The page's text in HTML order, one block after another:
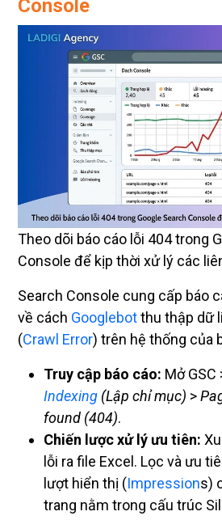
Theo dõi báo cáo lỗi 404 trong
Console để kịp thời xử lý các
về cáchGooglebotthu thập dữ
(Crawl Error) trên hệ thống của
Indexing(Lập chỉ mục)>
found (404).
Chiến lược xử lý ưu tiên:
lỗi ra file Excel. Lọc và ưu
lượt hiển thị (Impressions)
trang nằm trong cấu trúc
Traffic ngay lập tức.